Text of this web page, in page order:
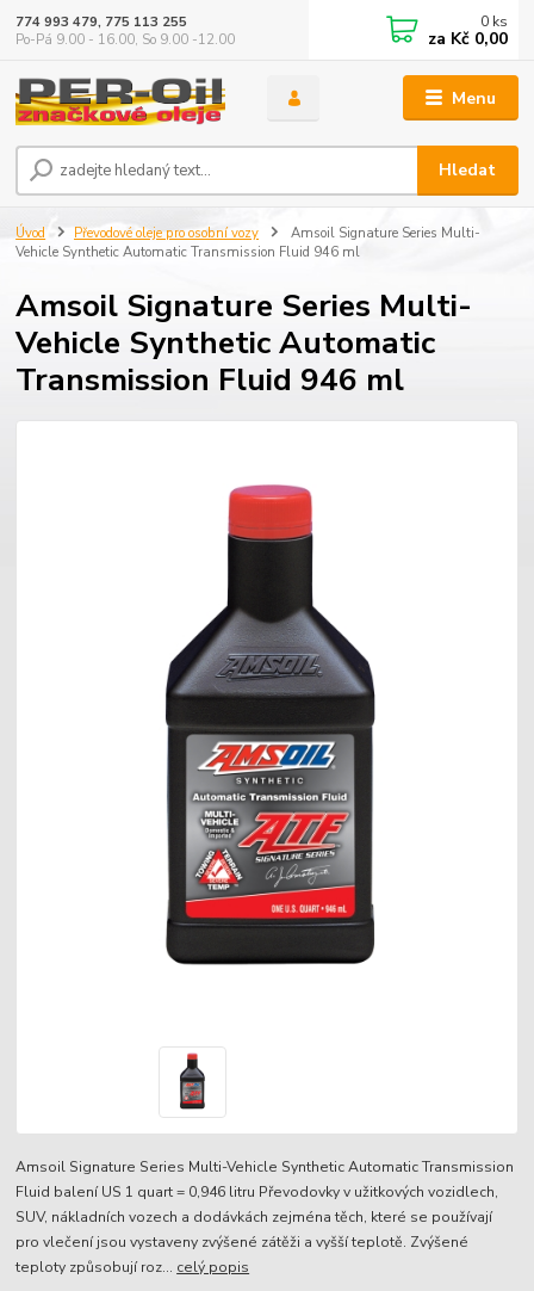
Menu
Hledat
774 993 479, 775 113 255
Po-Pá 9.00 - 16.00, So 9.00 -12.00
0 ks
za Kč 0,00
Úvod Převodové oleje pro osobní vozy
Amsoil Signature Series Multi-
Vehicle Synthetic Automatic Transmission Fluid 946 ml
Amsoil Signature Series Multi-
Vehicle Synthetic Automatic
Transmission Fluid 946 ml
Amsoil Signature Series Multi-Vehicle Synthetic Automatic Transmission
Fluid balení US 1 quart = 0,946 litru Převodovky v užitkových vozidlech,
SUV, nákladních vozech a dodávkách zejména těch, které se používají
pro vlečení jsou vystaveny zvýšené zátěži a vyšší teplotě. Zvýšené
teploty způsobují roz... celý popis